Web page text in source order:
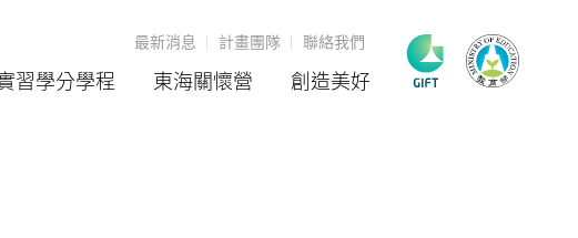
習學分學程 東海關懷營 創造美好
最新消息 計畫團隊 聯絡我們